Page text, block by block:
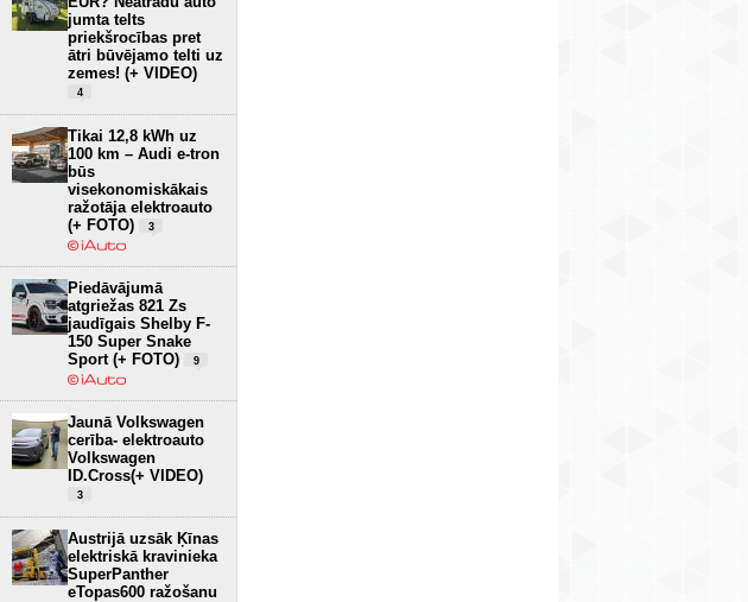
jumta telts
priekšrocības pret
ātri būvējamo telti uz
zemes! (+ VIDEO)
4
Tikai 12,8 kWh uz
100 km – Audi e-tron
būs
visekonomiskākais
ražotāja elektroauto
(+ FOTO)
3
Piedāvājumā
atgriežas 821 Zs
jaudīgais Shelby F-
150 Super Snake
Sport (+ FOTO)
9
Jaunā Volkswagen
cerība- elektroauto
Volkswagen
ID.Cross(+ VIDEO)
3
Austrijā uzsāk Ķīnas
elektriskā kravinieka
SuperPanther
eTopas600 ražošanu